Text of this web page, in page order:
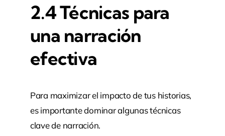
2.4 Técnicas para
una narración
efectiva
Para maximizar el impacto de tus historias,
es importante dominar algunas técnicas
clave de narración.